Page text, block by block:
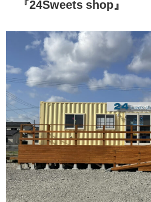
『24Sweets shop』